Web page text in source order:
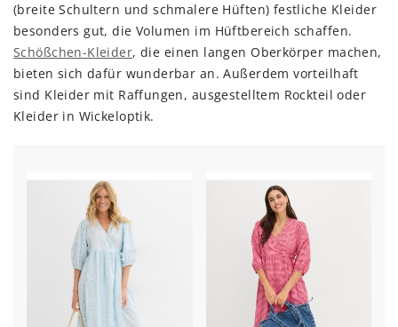
(breite Schultern und schmalere Hüften) festliche Kleider
besonders gut, die Volumen im Hüftbereich schaffen.
Schößchen-Kleider, die einen langen Oberkörper machen,
bieten sich dafür wunderbar an. Außerdem vorteilhaft
sind Kleider mit Raffungen, ausgestelltem Rockteil oder
Kleider in Wickeloptik.